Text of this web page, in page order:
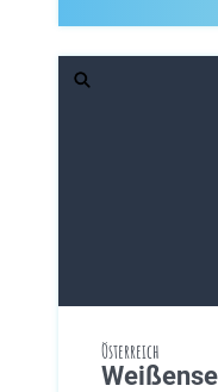
Österreich